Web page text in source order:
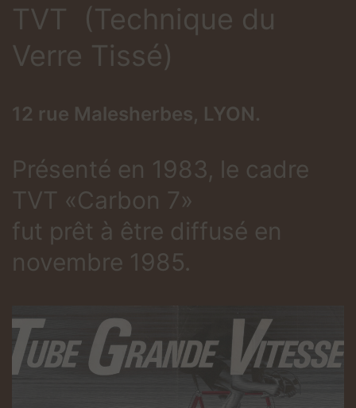
TVT (Technique du
Verre Tissé)
12 rue Malesherbes, LYON.
Présenté en 1983, le cadre
TVT «Carbon 7»
fut prêt à être diffusé en
novembre 1985.